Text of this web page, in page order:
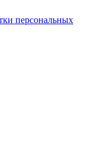
персональных